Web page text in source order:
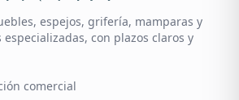
espejos, grifería, mamparas y
con plazos claros y
comercial